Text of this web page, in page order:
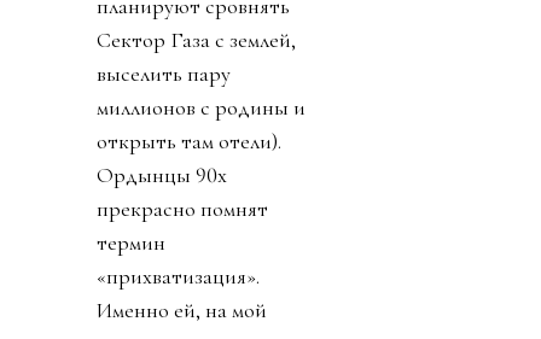
планируют сровнять
Сектор Газа с землей,
выселить пару
миллионов с родины и
открыть там отели).
Ордынцы 90х
прекрасно помнят
термин
«прихватизация».
Именно ей, на мой